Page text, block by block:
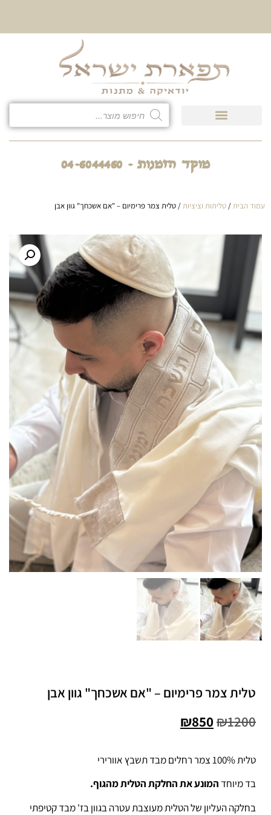
מוקד הזמנות - 04-6044460
עמוד הבית/ טליתות וציציות/ טלית צמר פרימיום – "אם אשכחך" גוון אבן
טלית צמר פרימיום – "אם אשכחך" גוון אבן
₪1200
₪850
טלית 100% צמר רחלים מבד תשבץ אוורירי
בד מיוחד המונע את החלקת הטלית מהגוף.
בחלקה העליון של הטלית מעוצבת עטרה בגוון בז' מבד קטיפתי